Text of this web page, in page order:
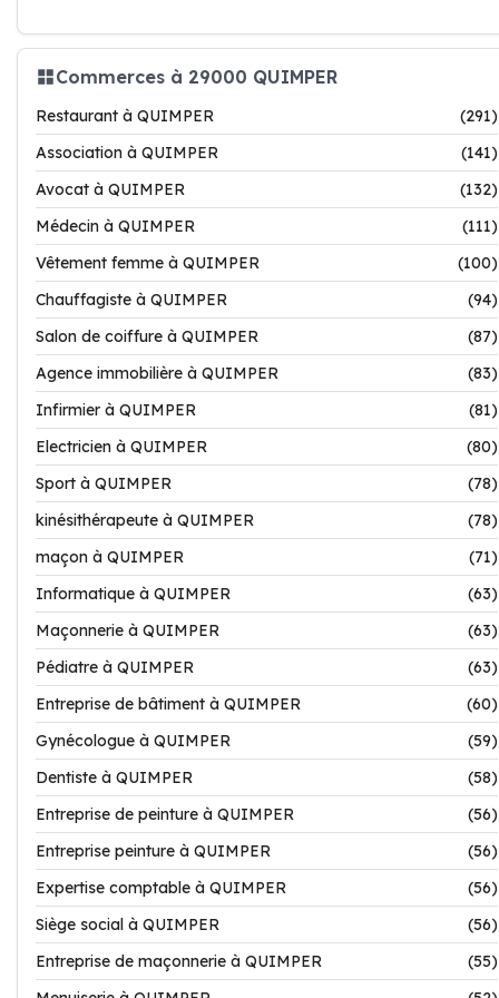
Commerces à 29000 QUIMPER
Restaurant à QUIMPER
(291)
Association à QUIMPER
(141)
Avocat à QUIMPER
(132)
Médecin à QUIMPER
(111)
Vêtement femme à QUIMPER
(100)
Chauffagiste à QUIMPER
(94)
Salon de coiffure à QUIMPER
(87)
Agence immobilière à QUIMPER
(83)
Infirmier à QUIMPER
(81)
Electricien à QUIMPER
(80)
Sport à QUIMPER
(78)
kinésithérapeute à QUIMPER
(78)
maçon à QUIMPER
(71)
Informatique à QUIMPER
(63)
Maçonnerie à QUIMPER
(63)
Pédiatre à QUIMPER
(63)
Entreprise de bâtiment à QUIMPER
(60)
Gynécologue à QUIMPER
(59)
Dentiste à QUIMPER
(58)
Entreprise de peinture à QUIMPER
(56)
Entreprise peinture à QUIMPER
(56)
Expertise comptable à QUIMPER
(56)
Siège social à QUIMPER
(56)
Entreprise de maçonnerie à QUIMPER
(55)